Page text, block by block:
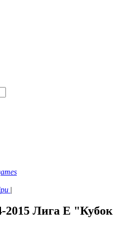
2015 Лига Е "Кубок